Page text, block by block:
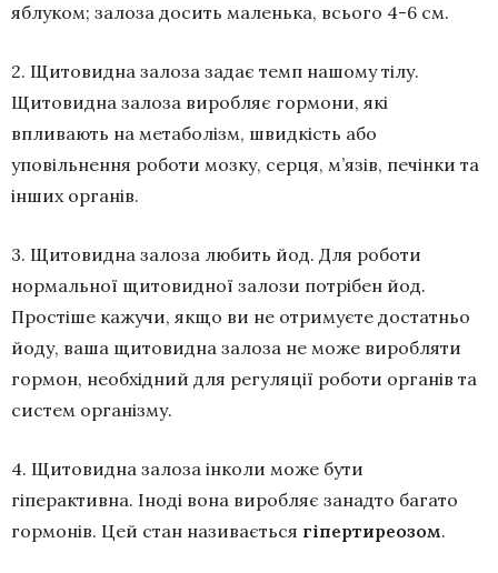
яблуком; залоза досить маленька, всього 4-6 см.
2. Щитовидна залоза задає темп нашому тілу.
Щитовидна залоза виробляє гормони, які
впливають на метаболізм, швидкість або
уповільнення роботи мозку, серця, м’язів, печінки та
інших органів.
3. Щитовидна залоза любить йод. Для роботи
нормальної щитовидної залози потрібен йод.
Простіше кажучи, якщо ви не отримуєте достатньо
йоду, ваша щитовидна залоза не може виробляти
гормон, необхідний для регуляції роботи органів та
систем організму.
4. Щитовидна залоза інколи може бути
гіперактивна. Іноді вона виробляє занадто багато
гормонів. Цей стан називається гіпертиреозом.